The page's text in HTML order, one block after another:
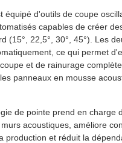
équipé d'outils de coupe
capables de créer
(15°, 22,5°, 30°, 45°). Les
ce qui permet
et de rainurage
panneaux en mousse
de pointe prend en charge
acoustiques, améliore
production et réduit la